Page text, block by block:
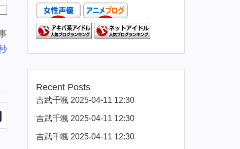
Recent Posts
吉武千颯 2025-04-11 12:30
吉武千颯 2025-04-11 12:30
吉武千颯 2025-04-11 12:30